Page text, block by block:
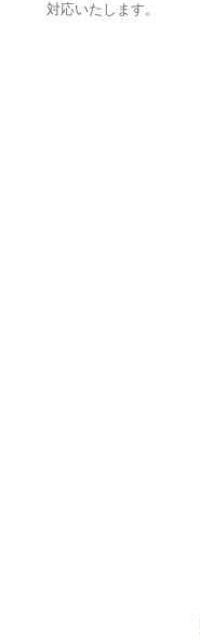
対応いたします。